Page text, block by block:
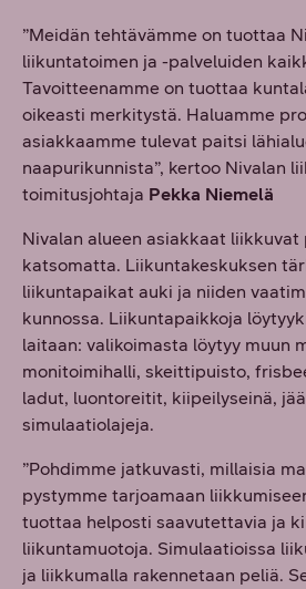
”Meidän tehtävämme on tuottaa
liikuntatoimen ja -palveluiden
Tavoitteenamme on tuottaa
oikeasti merkitystä. Haluamme
asiakkaamme tulevat paitsi
naapurikunnista”, kertoo Nivalan
toimitusjohtaja Pekka Niemelä
Nivalan alueen asiakkaat liikkuvat
katsomatta. Liikuntakeskuksen
liikuntapaikat auki ja niiden
kunnossa. Liikuntapaikkoja
laitaan: valikoimasta löytyy muun
monitoimihalli, skeittipuisto,
ladut, luontoreitit, kiipeilyseinä,
simulaatiolajeja.
”Pohdimme jatkuvasti, millaisia
pystymme tarjoamaan
tuottaa helposti saavutettavia ja
liikuntamuotoja. Simulaatioissa
ja liikkumalla rakennetaan peliä.